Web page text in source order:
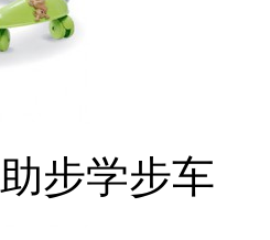
步学步车